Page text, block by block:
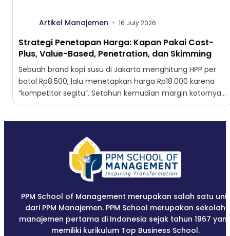
Artikel Manajemen 16 July 2026
Strategi Penetapan Harga: Kapan Pakai Cost-
Plus, Value-Based, Penetration, dan Skimming
Sebuah brand kopi susu di Jakarta menghitung HPP per
botol Rp8.500, lalu menetapkan harga Rp18.000 karena
“kompetitor segitu”. Setahun kemudian margin kotornya
tergerus dari 52%...
PPM School of Management merupakan salah satu unit
dari PPM Manajemen. PPM School merupakan sekolah
manajemen pertama di Indonesia sejak tahun 1967
memiliki kurikulum Top Business School.